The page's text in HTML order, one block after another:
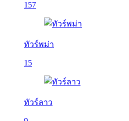
157
ทัวร์พม่า
15
ทัวร์ลาว